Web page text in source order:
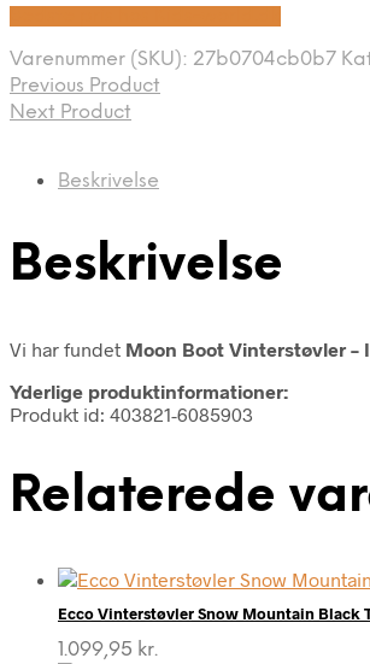
Varenummer (SKU): 27b0704cb0b7
Previous Product
Next Product
Beskrivelse
Beskrivelse
Vi har fundet Moon Boot Vinterstøvler –
Yderlige produktinformationer:
Produkt id: 403821-6085903
Relaterede
Ecco Vinterstøvler Snow Mountain Black
1.099,95 kr.